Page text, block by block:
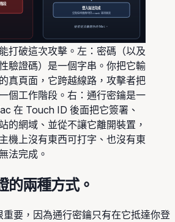
段
登入無法完成
沒有任何東西可供 rrweb 串流回去
秘密從沒離開你的 Mac。
打破這次攻擊。左：密碼（以及
驗證碼）是一個字串。你把它輸
真頁面，它跨越線路，攻擊者把
個工作階段。右：通行密鑰是一
在 Touch ID 後面把它簽署、
的網域、並從不讓它離開裝置，
機上沒有東西可打字、也沒有東
法完成。
的兩種方式。
要，因為通行密鑰只有在它抵達你登